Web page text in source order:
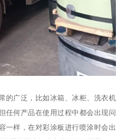
的广泛，比如冰箱、冰柜、洗衣机
任何产品在使用过程中都会出现问
一样，在对彩涂板进行喷涂时会出